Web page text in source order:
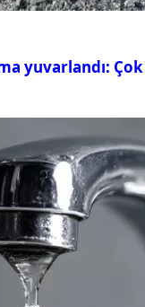
yuvarlandı: Çok